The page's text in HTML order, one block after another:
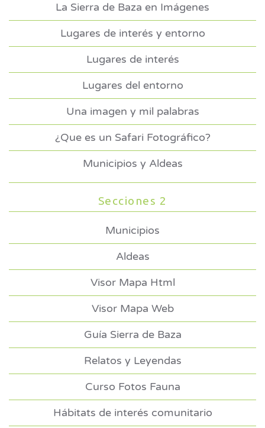
La Sierra de Baza en Imágenes
Lugares de interés y entorno
Lugares de interés
Lugares del entorno
Una imagen y mil palabras
¿Que es un Safari Fotográfico?
Municipios y Aldeas
Secciones 2
Municipios
Aldeas
Visor Mapa Html
Visor Mapa Web
Guía Sierra de Baza
Relatos y Leyendas
Curso Fotos Fauna
Hábitats de interés comunitario